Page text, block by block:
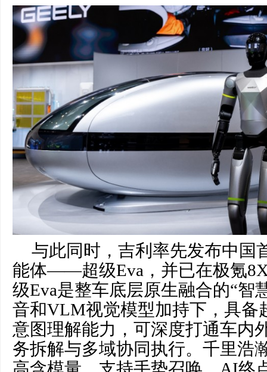
与此同时，吉利率先发布中国
能体——超级Eva，并已在极氪
级Eva是整车底层原生融合的“智
音和VLM视觉模型加持下，具备
意图理解能力，可深度打通车内
务拆解与多域协同执行。千里浩
高含模量，支持手势召唤、AI终